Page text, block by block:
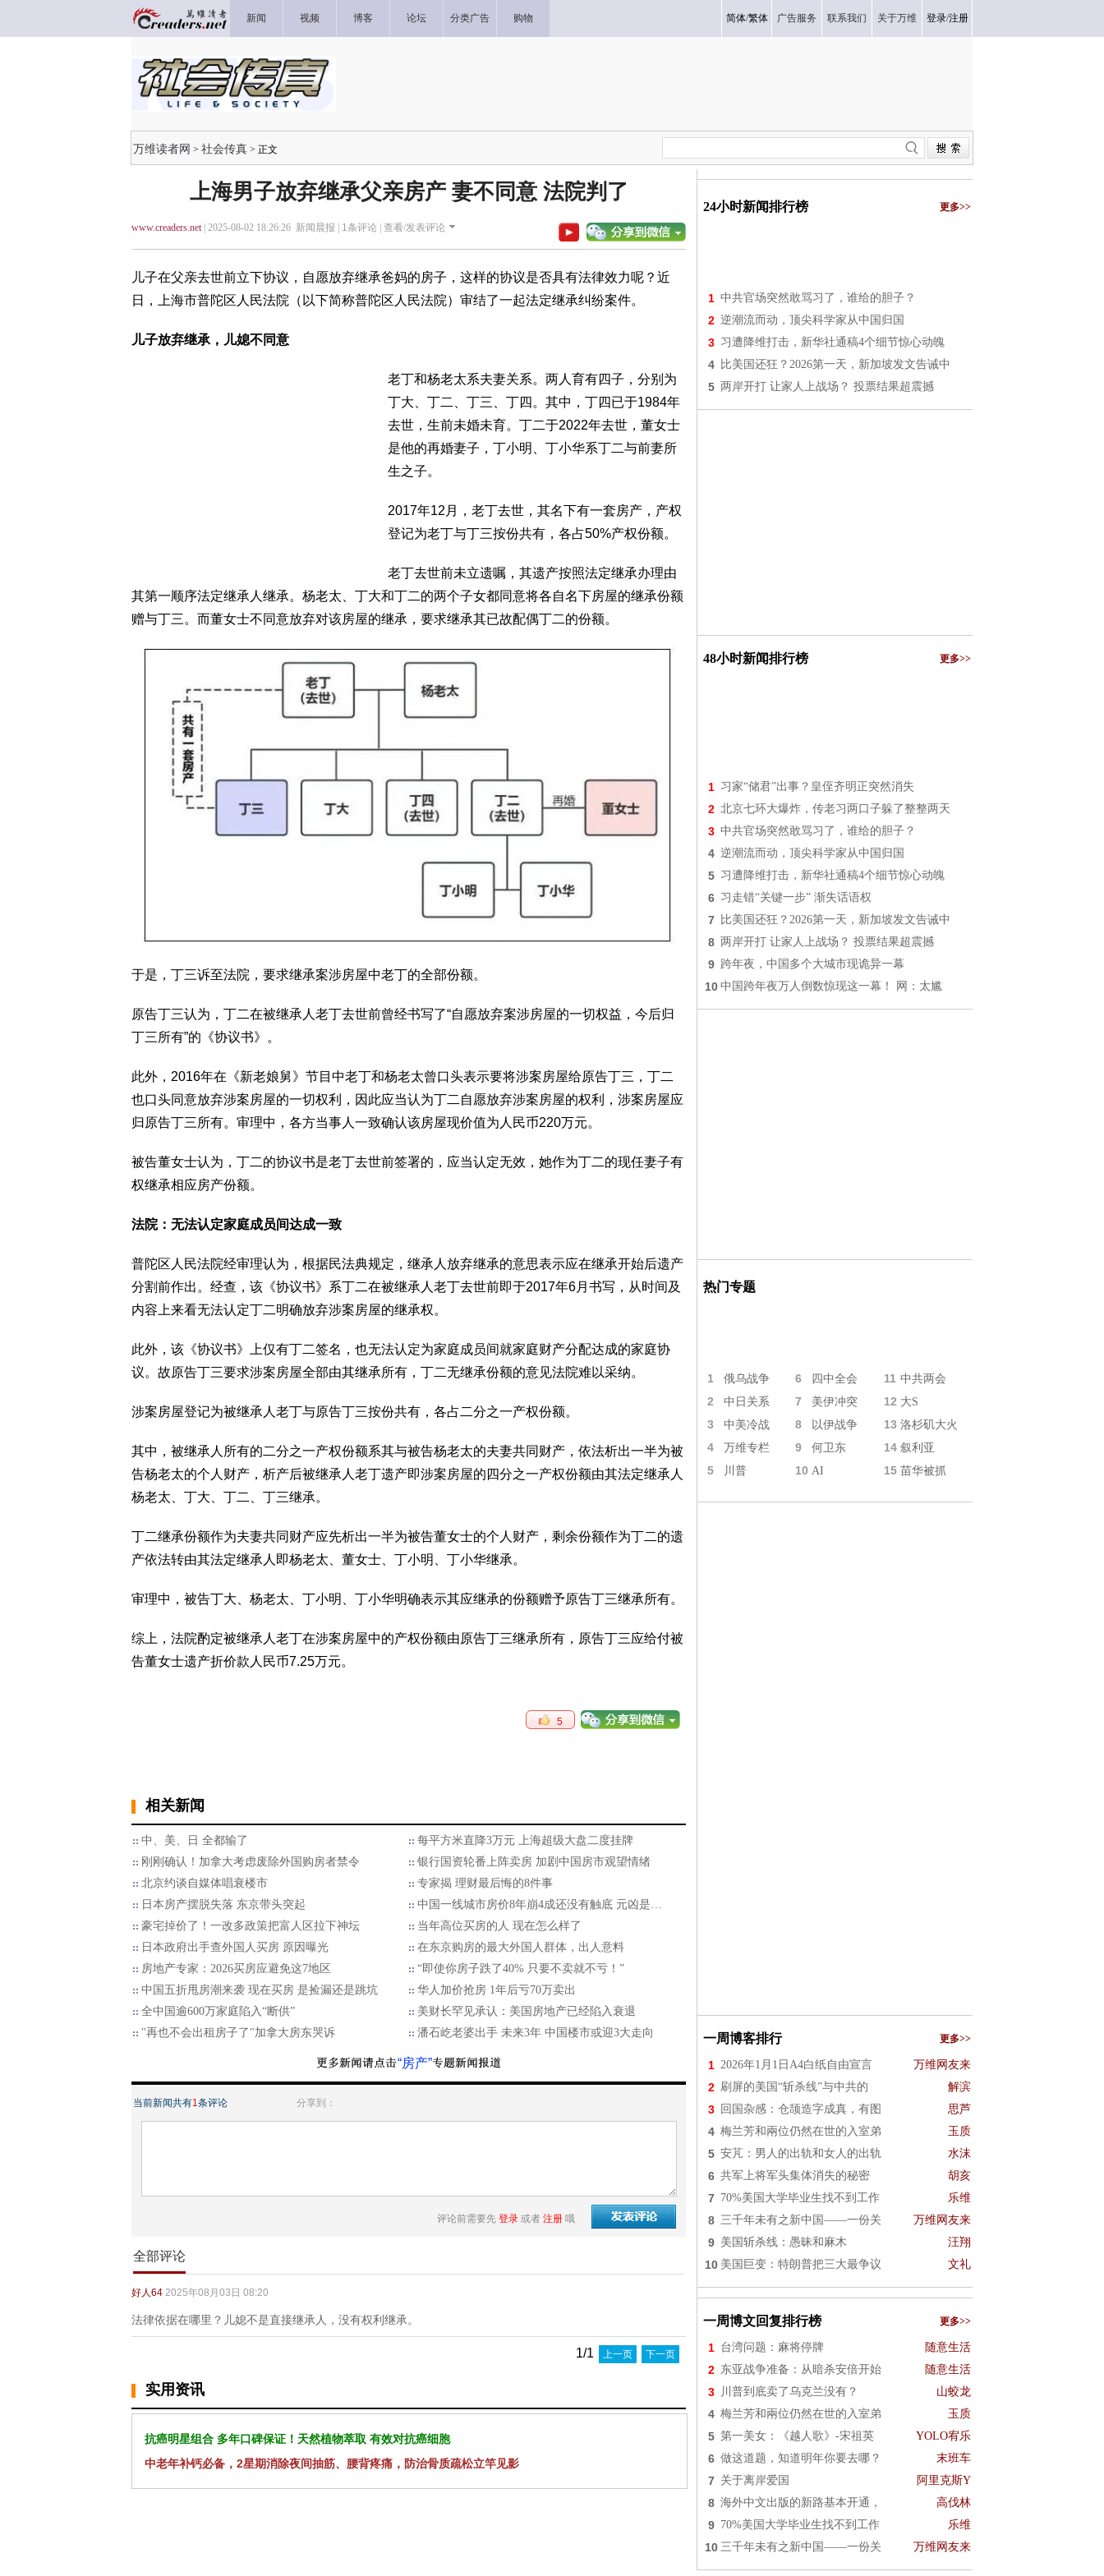
新闻 视频 博客 论坛 分类广告 购物 简体/繁体 广告服务 联系我们 关于万维 登录/注册
万维读者网 > 社会传真 > 正文
上海男子放弃继承父亲房产 妻不同意 法院判了
www.creaders.net| 2025-08-02 18:26:26 新闻晨报 | 1条评论 | 查看/发表评论
儿子在父亲去世前立下协议，自愿放弃继承爸妈的房子，这样的协议是否具有法律效力呢？近
日，上海市普陀区人民法院（以下简称普陀区人民法院）审结了一起法定继承纠纷案件。
儿子放弃继承，儿媳不同意
老丁和杨老太系夫妻关系。两人育有四子，分别为
丁大、丁二、丁三、丁四。其中，丁四已于1984年
去世，生前未婚未育。丁二于2022年去世，董女士
是他的再婚妻子，丁小明、丁小华系丁二与前妻所
生之子。
2017年12月，老丁去世，其名下有一套房产，产权
登记为老丁与丁三按份共有，各占50%产权份额。
老丁去世前未立遗嘱，其遗产按照法定继承办理由
其第一顺序法定继承人继承。杨老太、丁大和丁二的两个子女都同意将各自名下房屋的继承份额
赠与丁三。而董女士不同意放弃对该房屋的继承，要求继承其已故配偶丁二的份额。
于是，丁三诉至法院，要求继承案涉房屋中老丁的全部份额。
原告丁三认为，丁二在被继承人老丁去世前曾经书写了“自愿放弃案涉房屋的一切权益，今后归
丁三所有”的《协议书》。
此外，2016年在《新老娘舅》节目中老丁和杨老太曾口头表示要将涉案房屋给原告丁三，丁二
也口头同意放弃涉案房屋的一切权利，因此应当认为丁二自愿放弃涉案房屋的权利，涉案房屋应
归原告丁三所有。审理中，各方当事人一致确认该房屋现价值为人民币220万元。
被告董女士认为，丁二的协议书是老丁去世前签署的，应当认定无效，她作为丁二的现任妻子有
权继承相应房产份额。
法院：无法认定家庭成员间达成一致
普陀区人民法院经审理认为，根据民法典规定，继承人放弃继承的意思表示应在继承开始后遗产
分割前作出。经查，该《协议书》系丁二在被继承人老丁去世前即于2017年6月书写，从时间及
内容上来看无法认定丁二明确放弃涉案房屋的继承权。
此外，该《协议书》上仅有丁二签名，也无法认定为家庭成员间就家庭财产分配达成的家庭协
议。故原告丁三要求涉案房屋全部由其继承所有，丁二无继承份额的意见法院难以采纳。
涉案房屋登记为被继承人老丁与原告丁三按份共有，各占二分之一产权份额。
其中，被继承人所有的二分之一产权份额系其与被告杨老太的夫妻共同财产，依法析出一半为被
告杨老太的个人财产，析产后被继承人老丁遗产即涉案房屋的四分之一产权份额由其法定继承人
杨老太、丁大、丁二、丁三继承。
丁二继承份额作为夫妻共同财产应先析出一半为被告董女士的个人财产，剩余份额作为丁二的遗
产依法转由其法定继承人即杨老太、董女士、丁小明、丁小华继承。
审理中，被告丁大、杨老太、丁小明、丁小华明确表示其应继承的份额赠予原告丁三继承所有。
综上，法院酌定被继承人老丁在涉案房屋中的产权份额由原告丁三继承所有，原告丁三应给付被
告董女士遗产折价款人民币7.25万元。
5
相关新闻
中、美、日 全都输了
每平方米直降3万元 上海超级大盘二度挂牌
刚刚确认！加拿大考虑废除外国购房者禁令
银行国资轮番上阵卖房 加剧中国房市观望情绪
北京约谈自媒体唱衰楼市
专家揭 理财最后悔的8件事
日本房产摆脱失落 东京带头突起
中国一线城市房价8年崩4成还没有触底 元凶是…
豪宅掉价了！一改多政策把富人区拉下神坛
当年高位买房的人 现在怎么样了
日本政府出手查外国人买房 原因曝光
在东京购房的最大外国人群体，出人意料
房地产专家：2026买房应避免这7地区
“即使你房子跌了40% 只要不卖就不亏！”
中国五折甩房潮来袭 现在买房 是捡漏还是跳坑
华人加价抢房 1年后亏70万卖出
全中国逾600万家庭陷入“断供”
美财长罕见承认：美国房地产已经陷入衰退
"再也不会出租房子了"加拿大房东哭诉
潘石屹老婆出手 未来3年 中国楼市或迎3大走向
“房产”
当前新闻共有1条评论 分享到：
评论前需要先 登录 或者 注册 哦
全部评论
好人64 2025年08月03日 08:20
法律依据在哪里？儿媳不是直接继承人，没有权利继承。
1/1 上一页 下一页
实用资讯
抗癌明星组合 多年口碑保证！天然植物萃取 有效对抗癌细胞
中老年补钙必备，2星期消除夜间抽筋、腰背疼痛，防治骨质疏松立竿见影
24小时新闻排行榜 更多>>
1 中共官场突然敢骂习了，谁给的胆子？
2 逆潮流而动，顶尖科学家从中国归国
3 习遭降维打击，新华社通稿4个细节惊心动魄
4 比美国还狂？2026第一天，新加坡发文告诫中
5 两岸开打 让家人上战场？ 投票结果超震撼
48小时新闻排行榜 更多>>
1 习家“储君”出事？皇侄齐明正突然消失
2 北京七环大爆炸，传老习两口子躲了整整两天
3 中共官场突然敢骂习了，谁给的胆子？
4 逆潮流而动，顶尖科学家从中国归国
5 习遭降维打击，新华社通稿4个细节惊心动魄
6 习走错“关键一步” 渐失话语权
7 比美国还狂？2026第一天，新加坡发文告诫中
8 两岸开打 让家人上战场？ 投票结果超震撼
9 跨年夜，中国多个大城市现诡异一幕
10 中国跨年夜万人倒数惊现这一幕！ 网：太尴
热门专题
1 俄乌战争 6 四中全会 11 中共两会
2 中日关系 7 美伊冲突 12 大S
3 中美冷战 8 以伊战争 13 洛杉矶大火
4 万维专栏 9 何卫东 14 叙利亚
5 川普 10 AI 15 苗华被抓
一周博客排行 更多>>
1 2026年1月1日A4白纸自由宣言 万维网友来
2 刷屏的美国“斩杀线”与中共的 解滨
3 回国杂感：仓颉造字成真，有图 思芦
4 梅兰芳和兩位仍然在世的入室弟 玉质
5 安芃：男人的出轨和女人的出轨 水沫
6 共军上将军头集体消失的秘密 胡亥
7 70%美国大学毕业生找不到工作 乐维
8 三千年未有之新中国——一份关 万维网友来
9 美国斩杀线：愚昧和麻木 汪翔
10 美国巨变：特朗普把三大最争议 文礼
一周博文回复排行榜 更多>>
1 台湾问题：麻将停牌 随意生活
2 东亚战争准备：从暗杀安倍开始 随意生活
3 川普到底卖了乌克兰没有？ 山蛟龙
4 梅兰芳和兩位仍然在世的入室弟 玉质
5 第一美女：《越人歌》-宋祖英 YOLO宥乐
6 做这道题，知道明年你要去哪？ 末班车
7 关于离岸爱国 阿里克斯Y
8 海外中文出版的新路基本开通， 高伐林
9 70%美国大学毕业生找不到工作 乐维
10 三千年未有之新中国——一份关 万维网友来